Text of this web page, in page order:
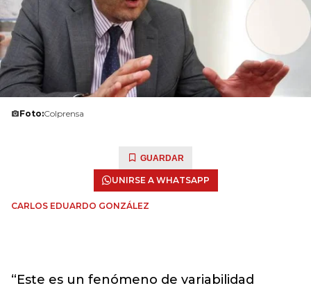
Foto:Colprensa
GUARDAR
UNIRSE A WHATSAPP
CARLOS EDUARDO GONZÁLEZ
“Este es un fenómeno de variabilidad